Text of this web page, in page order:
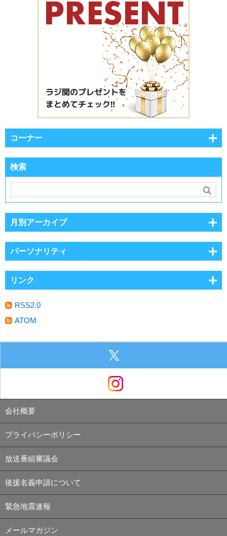
コーナー
検索
月別アーカイブ
パーソナリティ
リンク
RSS2.0
ATOM
会社概要
プライバシーポリシー
放送番組審議会
後援名義申請について
緊急地震速報
メールマガジン